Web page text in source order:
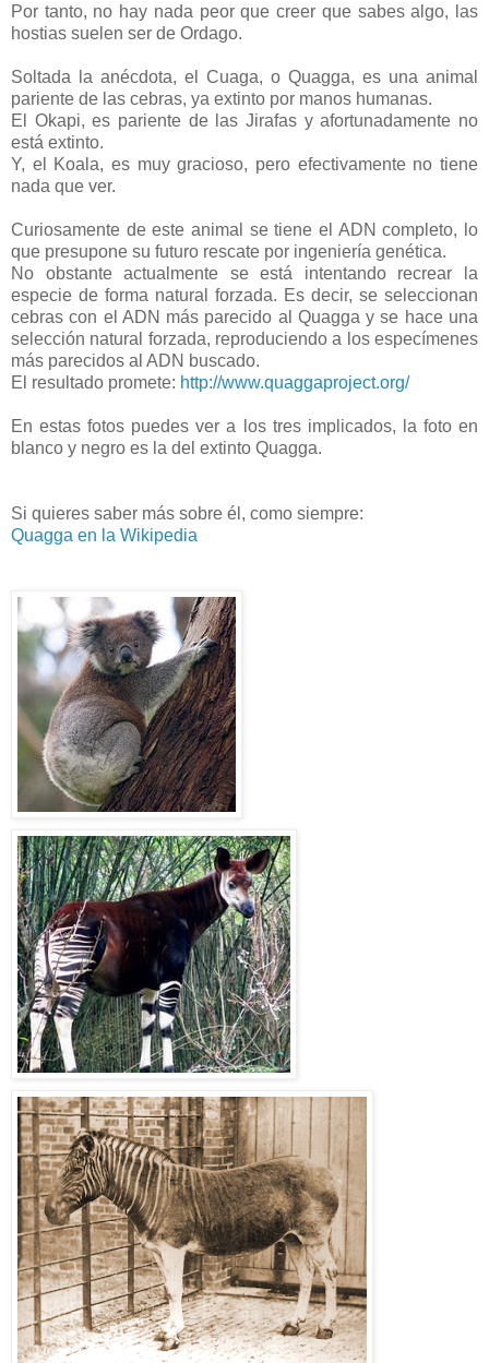
Por tanto, no hay nada peor que creer que sabes algo, las
hostias suelen ser de Ordago.
Soltada la anécdota, el Cuaga, o Quagga, es una animal
pariente de las cebras, ya extinto por manos humanas.
El Okapi, es pariente de las Jirafas y afortunadamente no
está extinto.
Y, el Koala, es muy gracioso, pero efectivamente no tiene
nada que ver.
Curiosamente de este animal se tiene el ADN completo, lo
que presupone su futuro rescate por ingeniería genética.
No obstante actualmente se está intentando recrear la
especie de forma natural forzada. Es decir, se seleccionan
cebras con el ADN más parecido al Quagga y se hace una
selección natural forzada, reproduciendo a los especímenes
más parecidos al ADN buscado.
El resultado promete: http://www.quaggaproject.org/
En estas fotos puedes ver a los tres implicados, la foto en
blanco y negro es la del extinto Quagga.
Si quieres saber más sobre él, como siempre:
Quagga en la Wikipedia